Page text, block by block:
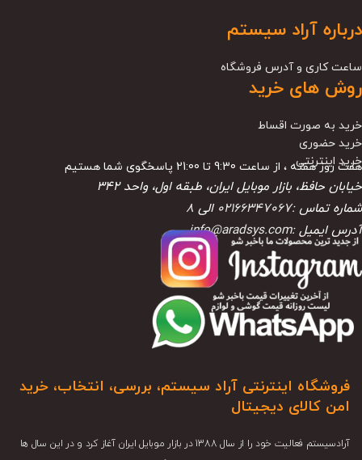
درباره آراد سیستم
ساعت کاری و آدرس فروشگاه
روش های خرید
خرید به صورت اقساط
خرید حضوری
خرید اینترنتی
هفت روز هفته ، از ساعت 9:30 تا 21:00 پاسخگوی شما هستیم
خیابان حافظ، بازار موبایل ایران، طبقه اول، واحد ۳۴۲
شماره تماس :02166347067 الی 8
آدرس ایمیل :info@aradsys.com
فروشگاه اینترنتی آراد سیستم، بررسی، انتخاب، خرید
امن کالای دیجیتال
آرادسیستم فعالیت خود را از سال 1388 در بازار موبایل ایران آغاز کرد و در این سال ها